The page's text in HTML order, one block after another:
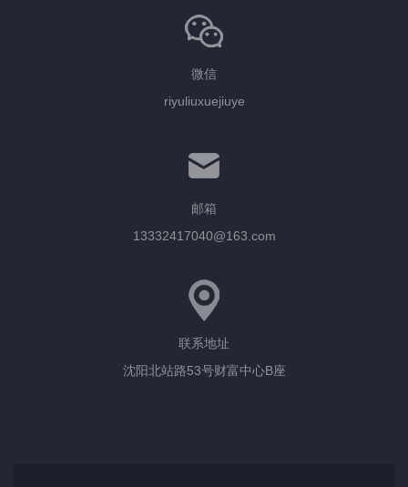
微信
riyuliuxuejiuye
邮箱
13332417040@163.com
联系地址
沈阳北站路53号财富中心B座